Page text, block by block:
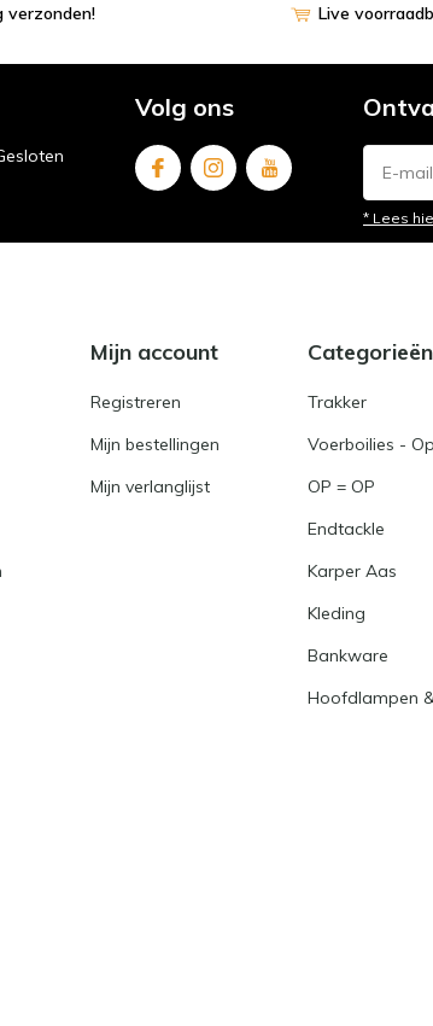
verzonden! Live
Volg ons
* Lees
Mijn account
Registreren
Mijn bestellingen
Mijn verlanglijst
Categorieën
Trakker
Voerboilies -
OP = OP
Endtackle
Karper Aas
Kleding
Bankware
Hoofdlampen